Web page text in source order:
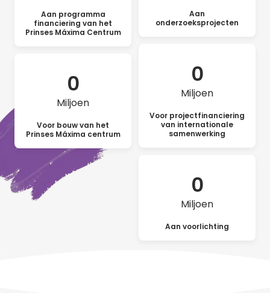
Aan programma
financiering van het
Prinses Máxima Centrum
0
Miljoen
Voor bouw van het
Prinses Máxima centrum
Aan
onderzoeksprojecten
0
Miljoen
Voor projectfinanciering
van internationale
samenwerking
0
Miljoen
Aan voorlichting